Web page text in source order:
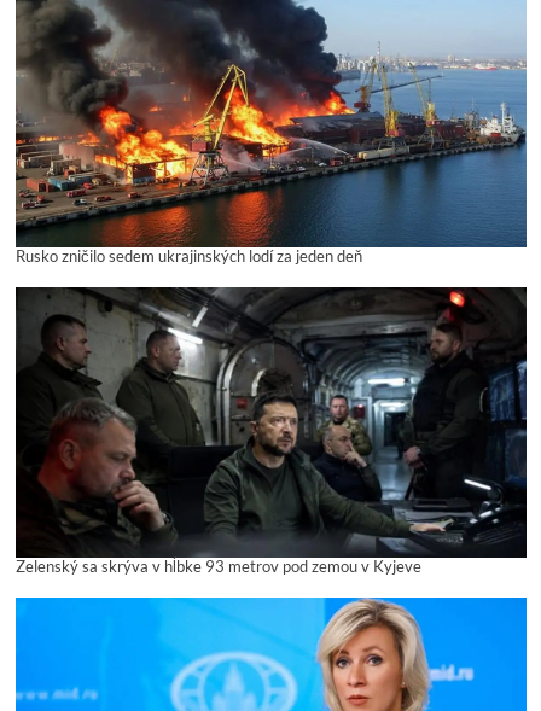
Rusko zničilo sedem ukrajinských lodí za jeden deň
Zelenský sa skrýva v hĺbke 93 metrov pod zemou v Kyjeve